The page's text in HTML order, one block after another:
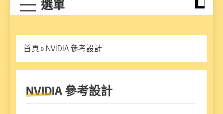
首頁 » NVIDIA 參考設計
NVIDIA 參考設計